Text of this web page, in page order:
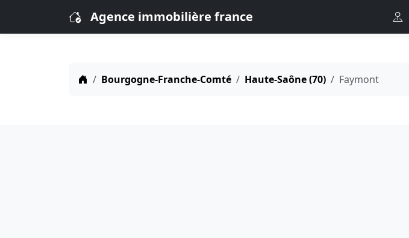
Agence immobilière france
Bourgogne-Franche-Comté Haute-Saône (70) Faymont